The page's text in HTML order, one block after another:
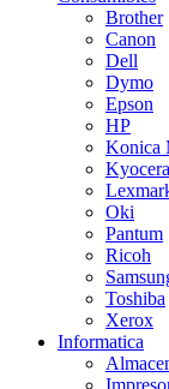
Brother
Canon
Dell
Dymo
Epson
HP
Konica
Kyocera
Oki
Pantum
Ricoh
Toshiba
Xerox
Informatica